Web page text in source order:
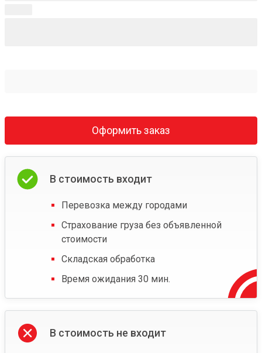
Оформить заказ
В стоимость входит
Перевозка между городами
Страхование груза без объявленной
стоимости
Складская обработка
Время ожидания 30 мин.
В стоимость не входит